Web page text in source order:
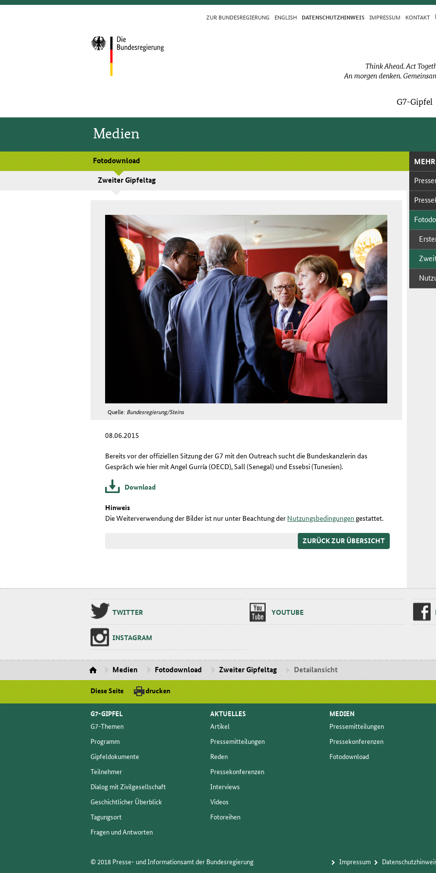
ZUR BUN­DES­RE­GIE­RUNG ENGLISH DA­TEN­SCHUTZ­HIN­WEIS IM­PRES­S­UM KON­TAKT
G7-Gip­fel
Medien
Fotodownload
Zweiter Gipfeltag
Quelle: Bundesregierung/Steins
08.06.2015
Bereits vor der offiziellen Sitzung der G7 mit den Outreach sucht die Bundeskanzlerin das
Gespräch wie hier mit Angel Gurría (OECD), Sall (Senegal) und Essebsi (Tunesien).
Download
Hinweis
Die Weiterverwendung der Bilder ist nur unter Beachtung der Nutzungsbedingungen gestattet.
ZURÜCK ZUR ÜBERSICHT
MEHR
TWIT­TER YOU­TU­BE
INS­TA­GRAM
Medien Fotodownload Zweiter Gipfeltag Detailansicht
Diese Seite drucken
G7-GIPFEL
G7-The­men
Pro­gramm
Gip­fel­do­ku­men­te
Teil­neh­mer
Dia­log mit Zi­vil­ge­sell­schaft
Ge­schicht­li­cher Über­blick
Ta­gungs­ort
Fra­gen und Ant­wor­ten
AKTUELLES
Ar­ti­kel
Pres­se­mit­tei­lun­gen
Re­den
Pres­se­kon­fe­ren­zen
In­ter­views
Vi­deos
Fo­to­rei­hen
MEDIEN
Pres­se­mit­tei­lun­gen
Pres­se­kon­fe­ren­zen
Fo­to­dow­n­load
© 2018 Presse- und Informationsamt der Bundesregierung Im­pres­s­um